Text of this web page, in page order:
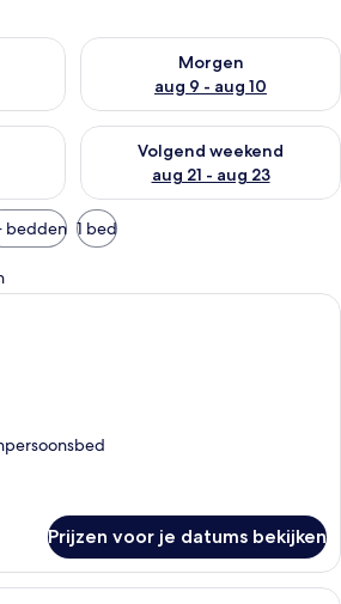
voor vanavond aug 8 - aug 9
Morgen
aug 9 - aug 10
De beschikbaarheid
voor dit weekend aug 14 -
Volgend weekend
aug 21 - aug 23
De beschikbaarheid
bedden 1 bed
Een hotelkamer met twee bedden,
Prijzen voor je datums bekijken
Een hotelkamer met twee bedden,